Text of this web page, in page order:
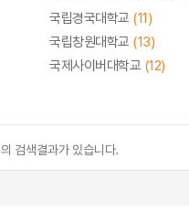
국립경국대학교 (11)
국립창원대학교 (13)
국제사이버대학교 (12)
의 검색결과가 있습니다.